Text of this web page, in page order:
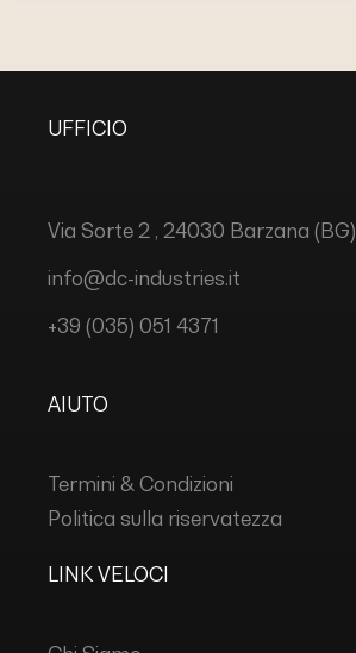
UFFICIO
Via Sorte 2 , 24030 Barzana (BG)
info@dc-industries.it
+39 (035) 051 4371
AIUTO
Termini & Condizioni
Politica sulla riservatezza
LINK VELOCI